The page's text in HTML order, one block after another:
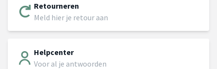
Retourneren
Meld hier je retour aan
Helpcenter
Voor al je antwoorden